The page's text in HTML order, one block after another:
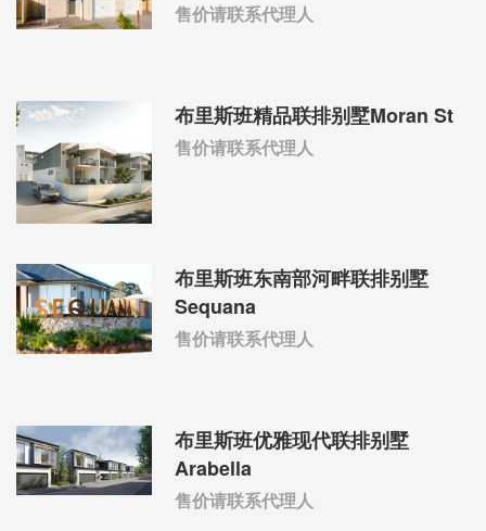
售价请联系代理人
布里斯班精品联排别墅Moran St
售价请联系代理人
布里斯班东南部河畔联排别墅
Sequana
售价请联系代理人
布里斯班优雅现代联排别墅
Arabella
售价请联系代理人